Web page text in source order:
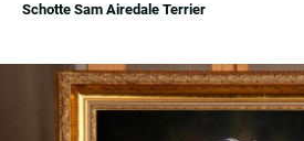
Schotte Sam Airedale Terrier